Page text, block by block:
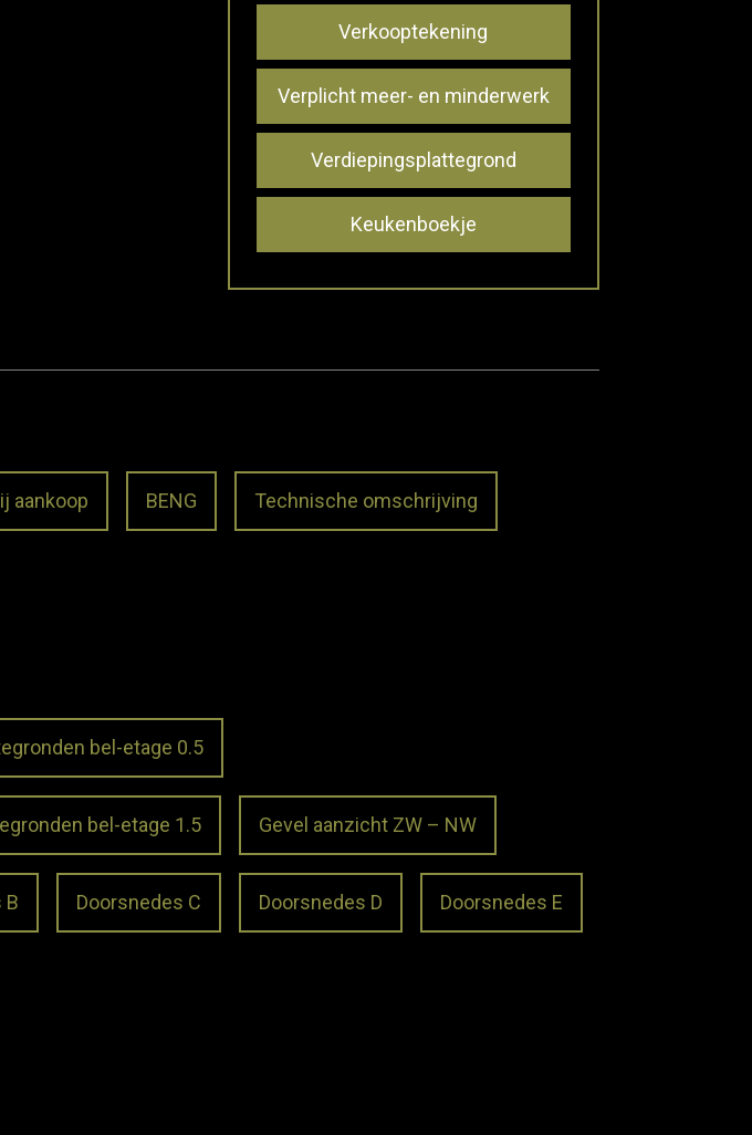
Verkooptekening
Verplicht meer- en minderwerk
Verdiepingsplattegrond
Keukenboekje
aankoop BENG Technische omschrijving
bel-etage 0.5
bel-etage 1.5 Gevel aanzicht ZW – NW
B Doorsnedes C Doorsnedes D Doorsnedes E